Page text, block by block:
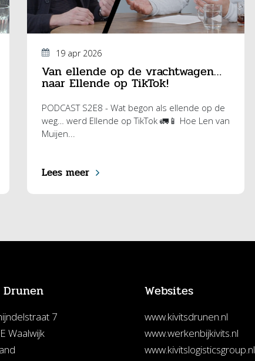
19 apr 2026
Van ellende op de vrachtwagen…
naar Ellende op TikTok!
PODCAST S2E8 - Wat begon als ellende op de
weg… werd Ellende op TikTok 🚛📱 Hoe Len van
Muijen...
Lees meer
7
Waalwijk
Websites
www.kivitsdrunen.nl
www.werkenbijkivits.nl
www.kivitslogisticsgroup.nl